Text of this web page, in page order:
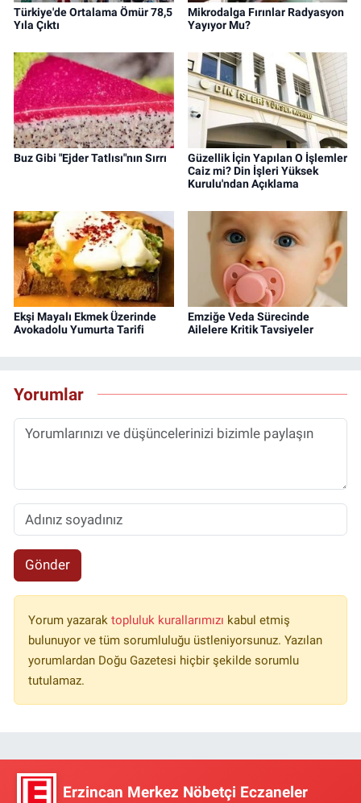
Türkiye'de Ortalama Ömür 78,5
Yıla Çıktı
Mikrodalga Fırınlar Radyasyon
Yayıyor Mu?
Buz Gibi "Ejder Tatlısı"nın Sırrı
Güzellik İçin Yapılan O İşlemler
Caiz mi? Din İşleri Yüksek
Kurulu'ndan Açıklama
Ekşi Mayalı Ekmek Üzerinde
Avokadolu Yumurta Tarifi
Emziğe Veda Sürecinde
Ailelere Kritik Tavsiyeler
Yorumlar
Gönder
Yorum yazarak topluluk kurallarımızı kabul etmiş
bulunuyor ve tüm sorumluluğu üstleniyorsunuz. Yazılan
yorumlardan Doğu Gazetesi hiçbir şekilde sorumlu
tutulamaz.
Erzincan Merkez Nöbetçi Eczaneler